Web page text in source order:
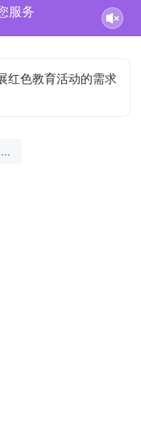
服务
红色教育活动的需求